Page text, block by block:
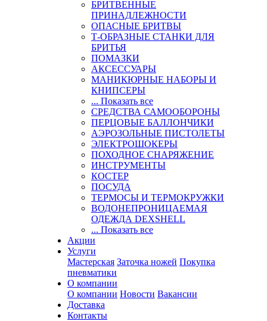
БРИТВЕННЫЕ
ПРИНАДЛЕЖНОСТИ
ОПАСНЫЕ БРИТВЫ
Т-ОБРАЗНЫЕ СТАНКИ ДЛЯ
БРИТЬЯ
ПОМАЗКИ
АКСЕССУАРЫ
МАНИКЮРНЫЕ НАБОРЫ И
КНИПСЕРЫ
... Показать все
СРЕДСТВА САМООБОРОНЫ
ПЕРЦОВЫЕ БАЛЛОНЧИКИ
АЭРОЗОЛЬНЫЕ ПИСТОЛЕТЫ
ЭЛЕКТРОШОКЕРЫ
ПОХОДНОЕ СНАРЯЖЕНИЕ
ИНСТРУМЕНТЫ
КОСТЕР
ПОСУДА
ТЕРМОСЫ И ТЕРМОКРУЖКИ
ВОДОНЕПРОНИЦАЕМАЯ
ОДЕЖДА DEXSHELL
... Показать все
Акции
Услуги
Мастерская Заточка ножей Покупка
пневматики
О компании
О компании Новости Вакансии
Доставка
Контакты